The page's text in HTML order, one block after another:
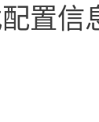
置信